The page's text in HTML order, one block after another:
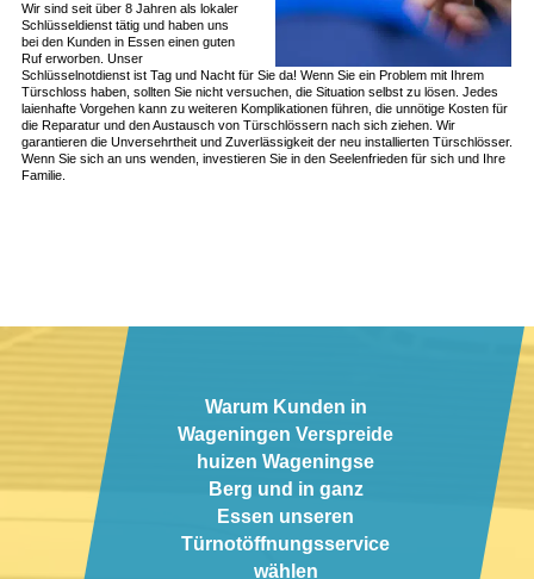
Wir sind seit über 8 Jahren als lokaler
Schlüsseldienst tätig und haben uns
bei den Kunden in Essen einen guten
Ruf erworben. Unser
Schlüsselnotdienst ist Tag und Nacht für Sie da! Wenn Sie ein Problem mit Ihrem
Türschloss haben, sollten Sie nicht versuchen, die Situation selbst zu lösen. Jedes
laienhafte Vorgehen kann zu weiteren Komplikationen führen, die unnötige Kosten für
die Reparatur und den Austausch von Türschlössern nach sich ziehen. Wir
garantieren die Unversehrtheit und Zuverlässigkeit der neu installierten Türschlösser.
Wenn Sie sich an uns wenden, investieren Sie in den Seelenfrieden für sich und Ihre
Familie.
Warum Kunden in
Wageningen Verspreide
huizen Wageningse
Berg und in ganz
Essen unseren
Türnotöffnungsservice
wählen